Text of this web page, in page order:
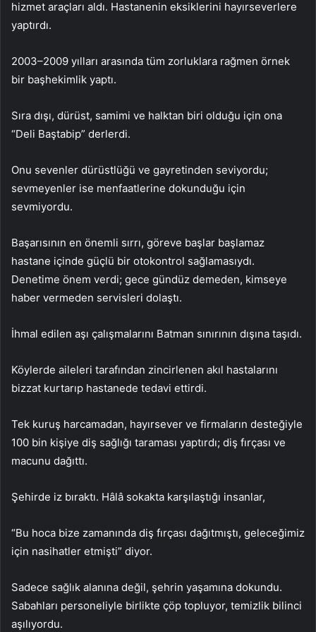
hizmet araçları aldı. Hastanenin eksiklerini hayırseverlere
yaptırdı.
2003–2009 yılları arasında tüm zorluklara rağmen örnek
bir başhekimlik yaptı.
Sıra dışı, dürüst, samimi ve halktan biri olduğu için ona
“Deli Baştabip” derlerdi.
Onu sevenler dürüstlüğü ve gayretinden seviyordu;
sevmeyenler ise menfaatlerine dokunduğu için
sevmiyordu.
Başarısının en önemli sırrı, göreve başlar başlamaz
hastane içinde güçlü bir otokontrol sağlamasıydı.
Denetime önem verdi; gece gündüz demeden, kimseye
haber vermeden servisleri dolaştı.
İhmal edilen aşı çalışmalarını Batman sınırının dışına taşıdı.
Köylerde aileleri tarafından zincirlenen akıl hastalarını
bizzat kurtarıp hastanede tedavi ettirdi.
Tek kuruş harcamadan, hayırsever ve firmaların desteğiyle
100 bin kişiye diş sağlığı taraması yaptırdı; diş fırçası ve
macunu dağıttı.
Şehirde iz bıraktı. Hâlâ sokakta karşılaştığı insanlar,
“Bu hoca bize zamanında diş fırçası dağıtmıştı, geleceğimiz
için nasihatler etmişti” diyor.
Sadece sağlık alanına değil, şehrin yaşamına dokundu.
Sabahları personeliyle birlikte çöp topluyor, temizlik bilinci
aşılıyordu.